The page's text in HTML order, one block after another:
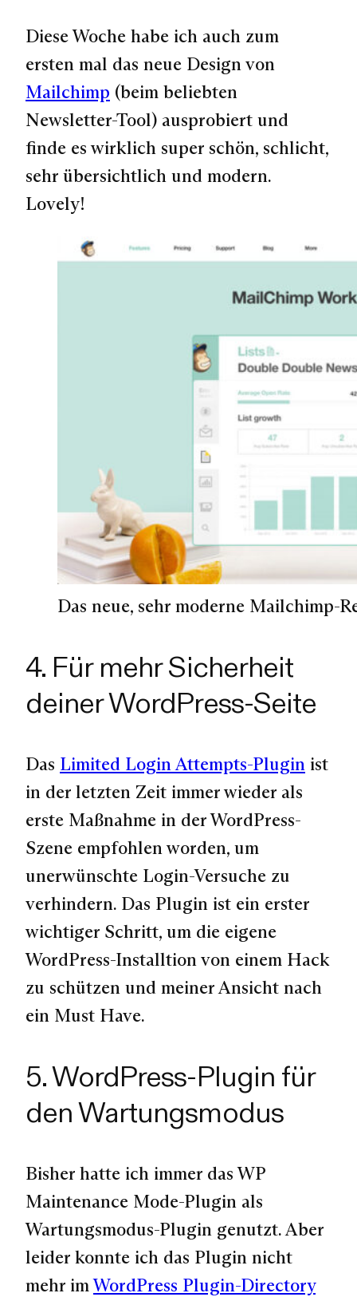
Diese Woche habe ich auch zum
ersten mal das neue Design von
Mailchimp (beim beliebten
Newsletter-Tool) ausprobiert und
finde es wirklich super schön, schlicht,
sehr übersichtlich und modern.
Lovely!
Das neue, sehr moderne Mailchimp-
4. Für mehr Sicherheit
deiner WordPress-Seite
Das Limited Login Attempts-Plugin ist
in der letzten Zeit immer wieder als
erste Maßnahme in der WordPress-
Szene empfohlen worden, um
unerwünschte Login-Versuche zu
verhindern. Das Plugin ist ein erster
wichtiger Schritt, um die eigene
WordPress-Installtion von einem Hack
zu schützen und meiner Ansicht nach
ein Must Have.
5. WordPress-Plugin für
den Wartungsmodus
Bisher hatte ich immer das WP
Maintenance Mode-Plugin als
Wartungsmodus-Plugin genutzt. Aber
leider konnte ich das Plugin nicht
mehr imWordPress Plugin-Directory